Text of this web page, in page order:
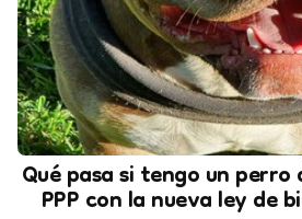
Qué pasa si tengo un
PPP con la nueva ley de